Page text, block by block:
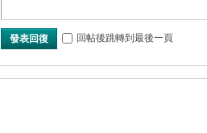
發表回復 回帖後跳轉到最後一頁